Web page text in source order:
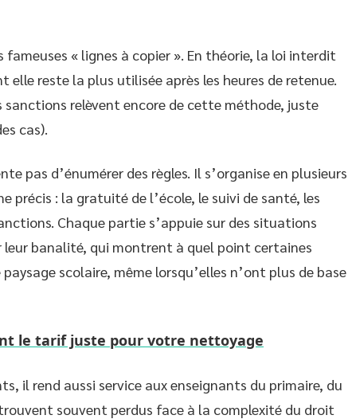
fameuses « lignes à copier ». En théorie, la loi interdit
reste la plus utilisée après les heures de retenue.
sanctions relèvent encore de cette méthode, juste
cas).
pas d’énumérer des règles. Il s’organise en plusieurs
précis : la gratuité de l’école, le suivi de santé, les
Chaque partie s’appuie sur des situations
banalité, qui montrent à quel point certaines
scolaire, même lorsqu’elles n’ont plus de base
le tarif juste pour votre nettoyage
il rend aussi service aux enseignants du primaire, du
souvent perdus face à la complexité du droit